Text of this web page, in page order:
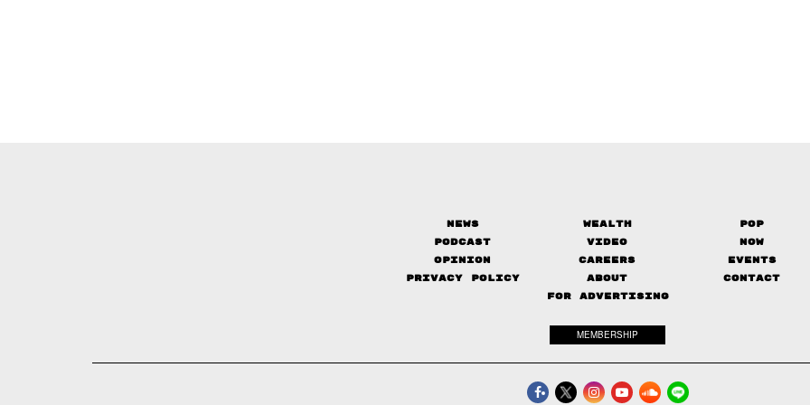
News Wealth
Pop
Podcast
Video
Now
Opinion
Careers
Events
Privacy Policy
About
Contact
FOR ADVERTISING
MEMBERSHIP